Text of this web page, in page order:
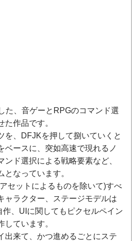
た、音ゲーとRPGのコマンド選
作品です。
を、DFJKを押して捌いていくと
ベースに、突如高速で現れるノ
ンド選択による戦略要素など、
なっています。
セットによるものを除いて)すべ
ャラクター、ステージモデルは
、UIに関してもピクセルペイン
しています。
出来て、かつ進めるごとにステ